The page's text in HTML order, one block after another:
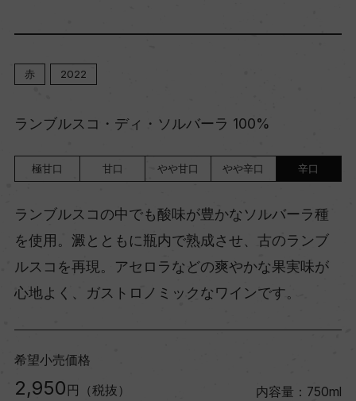
赤 2022
ランブルスコ・ディ・ソルバーラ 100%
極甘口 甘口 やや甘口 やや辛口 辛口
ランブルスコの中でも酸味が豊かなソルバーラ種
を使用。澱とともに瓶内で熟成させ、古のランブ
ルスコを再現。アセロラなどの爽やかな果実味が
心地よく、ガストロノミックなワインです。
希望小売価格
2,950 円（税抜） 内容量：750ml